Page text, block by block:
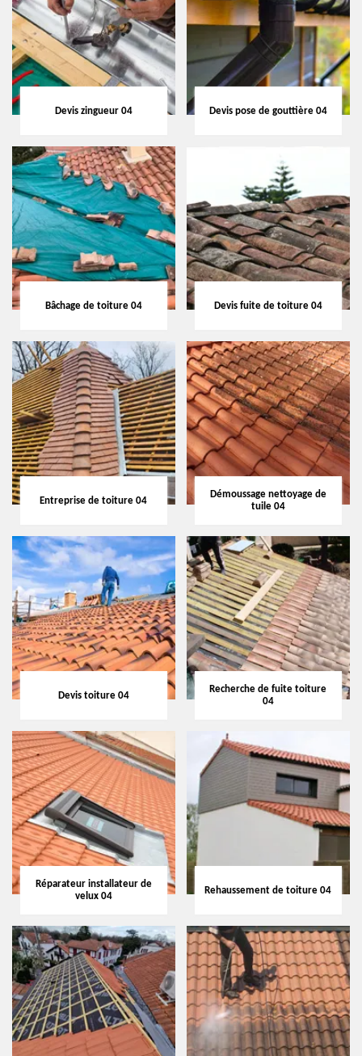
Devis zingueur 04 Devis pose de gouttière 04
Bâchage de toiture 04 Devis fuite de toiture 04
Entreprise de toiture 04
Démoussage nettoyage de
tuile 04
Devis toiture 04
Recherche de fuite toiture
04
Réparateur installateur de
velux 04
Rehaussement de toiture 04